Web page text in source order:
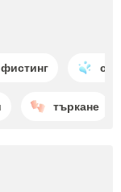
фистинг
търкане